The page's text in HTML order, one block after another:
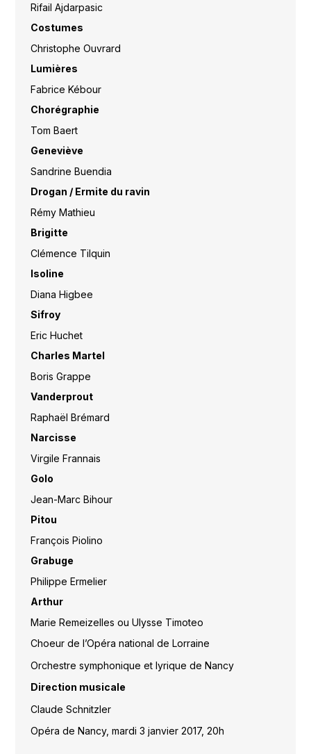
Rifail Ajdarpasic
Costumes
Christophe Ouvrard
Lumières
Fabrice Kébour
Chorégraphie
Tom Baert
Geneviève
Sandrine Buendia
Drogan / Ermite du ravin
Rémy Mathieu
Brigitte
Clémence Tilquin
Isoline
Diana Higbee
Sifroy
Eric Huchet
Charles Martel
Boris Grappe
Vanderprout
Raphaël Brémard
Narcisse
Virgile Frannais
Golo
Jean-Marc Bihour
Pitou
François Piolino
Grabuge
Philippe Ermelier
Arthur
Marie Remeizelles ou Ulysse Timoteo
Choeur de l’Opéra national de Lorraine
Orchestre symphonique et lyrique de Nancy
Direction musicale
Claude Schnitzler
Opéra de Nancy, mardi 3 janvier 2017, 20h